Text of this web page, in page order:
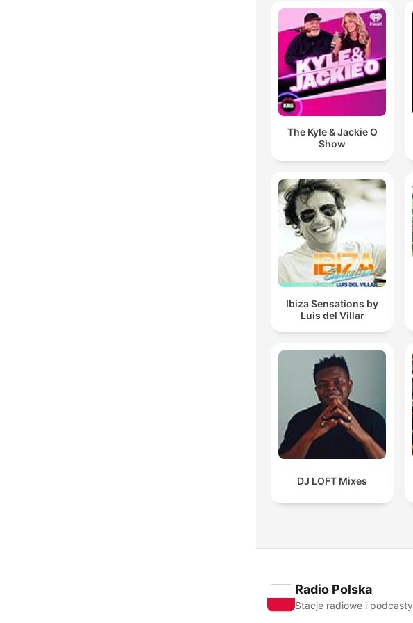
The Kyle & Jackie O
Show
Ibiza Sensations by
Luis del Villar
DJ LOFT Mixes
Radio Polska
Stacje radiowe i podcasty